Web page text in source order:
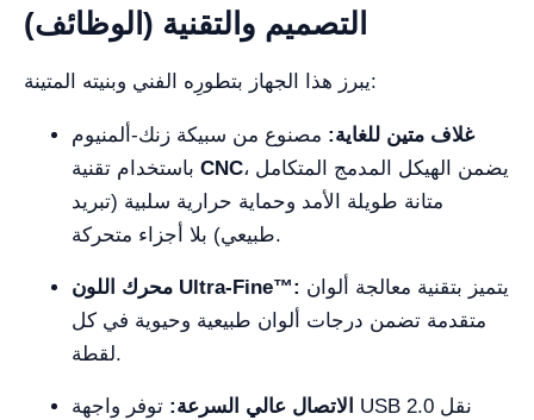
التصميم والتقنية (الوظائف)
يبرز هذا الجهاز بتطورِه الفني وبنيته المتينة:
غلاف متين للغاية: مصنوع من سبيكة زنك-ألمنيوم
CNC، يضمن الهيكل المدمج المتكامل
متانة طويلة الأمد وحماية حرارية سلبية (تبريد
طبيعي) بلا أجزاء متحركة.
محرك اللون Ultra-Fine™:
متقدمة تضمن درجات ألوان طبيعية وحيوية في كل
لقطة.
الاتصال عالي السرعة: توفر واجهة USB 2.0 نقل